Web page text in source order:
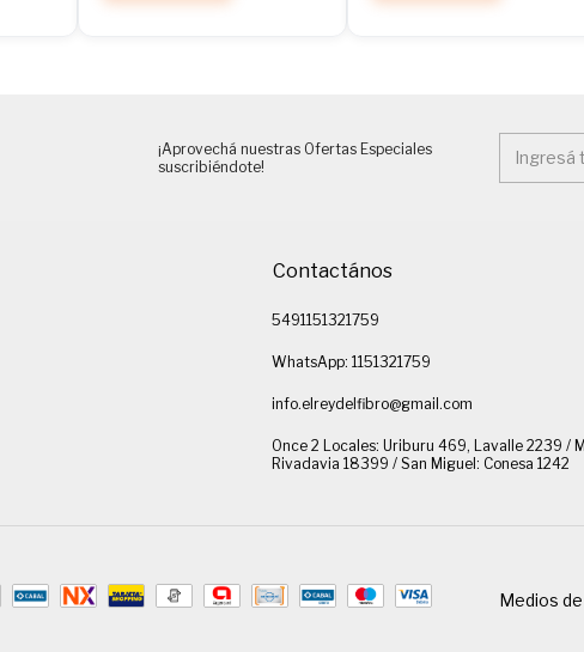
¡Aprovechá nuestras Ofertas Especiales
suscribiéndote!
Contactános
5491151321759
WhatsApp: 1151321759
info.elreydelfibro@gmail.com
Once 2 Locales: Uriburu 469, Lavalle 2239 /
Rivadavia 18399 / San Miguel: Conesa 1242
Medios